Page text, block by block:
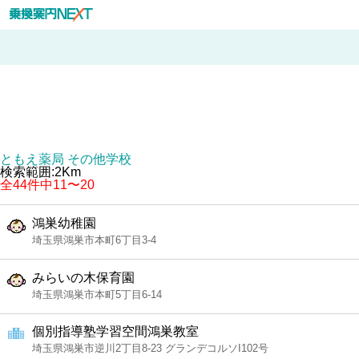
ともえ薬局 その他学校
検索範囲:2Km
全44件中11〜20
鴻巣幼稚園
埼玉県鴻巣市本町6丁目3-4
みらいの木保育園
埼玉県鴻巣市本町5丁目6-14
個別指導塾学習空間鴻巣教室
埼玉県鴻巣市逆川2丁目8-23 グランデコルソI102号